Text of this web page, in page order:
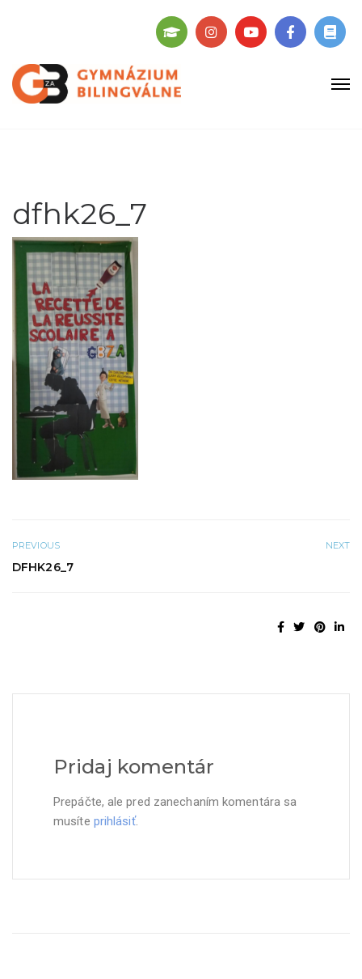
dfhk26_7
PREVIOUS
DFHK26_7
NEXT
Pridaj komentár
Prepáčte, ale pred zanechaním komentára sa
musíte prihlásiť.